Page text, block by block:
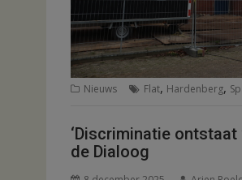
Nieuws Flat, Hardenberg,
‘Discriminatie ontstaat
de Dialoog